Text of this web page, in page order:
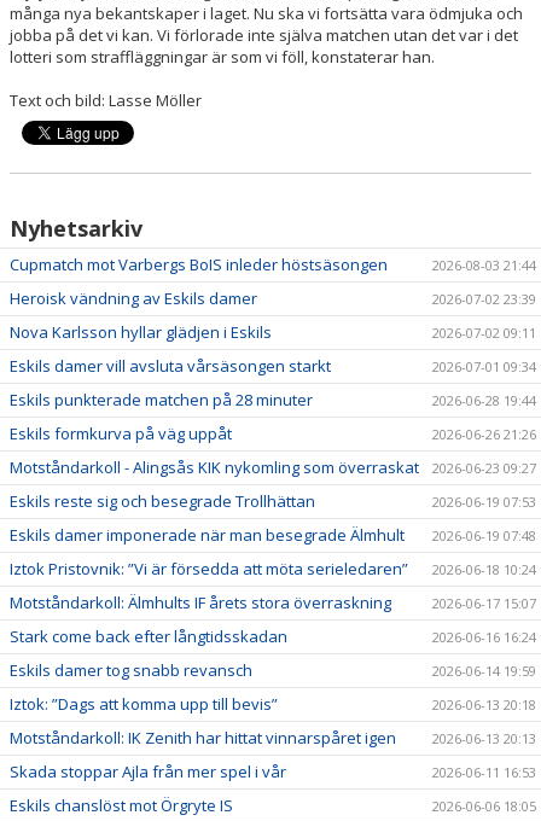
många nya bekantskaper i laget. Nu ska vi fortsätta vara ödmjuka och
jobba på det vi kan. Vi förlorade inte själva matchen utan det var i det
lotteri som straffläggningar är som vi föll, konstaterar han.
Text och bild: Lasse Möller
Nyhetsarkiv
Cupmatch mot Varbergs BoIS inleder höstsäsongen 2026-08-03 21:44
Heroisk vändning av Eskils damer 2026-07-02 23:39
Nova Karlsson hyllar glädjen i Eskils 2026-07-02 09:11
Eskils damer vill avsluta vårsäsongen starkt 2026-07-01 09:34
Eskils punkterade matchen på 28 minuter 2026-06-28 19:44
Eskils formkurva på väg uppåt 2026-06-26 21:26
Motståndarkoll - Alingsås KIK nykomling som överraskat 2026-06-23 09:27
Eskils reste sig och besegrade Trollhättan 2026-06-19 07:53
Eskils damer imponerade när man besegrade Älmhult 2026-06-19 07:48
Iztok Pristovnik: ”Vi är försedda att möta serieledaren” 2026-06-18 10:24
Motståndarkoll: Älmhults IF årets stora överraskning 2026-06-17 15:07
Stark come back efter långtidsskadan 2026-06-16 16:24
Eskils damer tog snabb revansch 2026-06-14 19:59
Iztok: ”Dags att komma upp till bevis” 2026-06-13 20:18
Motståndarkoll: IK Zenith har hittat vinnarspåret igen 2026-06-13 20:13
Skada stoppar Ajla från mer spel i vår 2026-06-11 16:53
Eskils chanslöst mot Örgryte IS 2026-06-06 18:05